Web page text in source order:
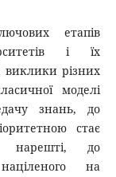
етапів
і їх
виклики різних
моделі
знань, до
стає
нарешті, до
на